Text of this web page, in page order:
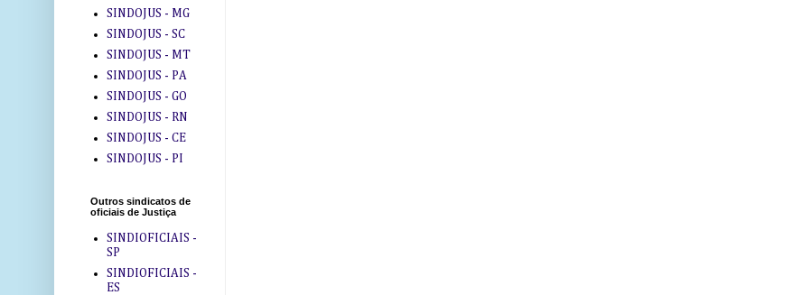
SINDOJUS - MG
SINDOJUS - SC
SINDOJUS - MT
SINDOJUS - PA
SINDOJUS - GO
SINDOJUS - RN
SINDOJUS - CE
SINDOJUS - PI
Outros sindicatos de
oficiais de Justiça
SINDIOFICIAIS -
SP
SINDIOFICIAIS -
ES